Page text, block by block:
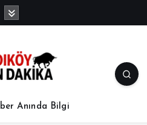
Anında Bilgi